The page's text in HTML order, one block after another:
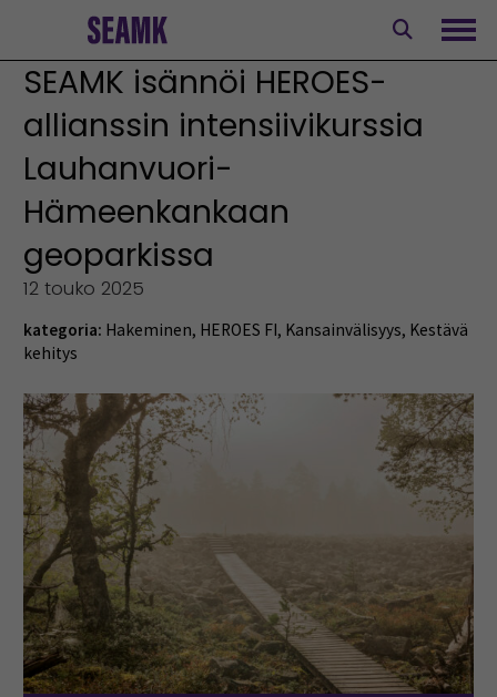
SEAMK isännöi HEROES-
allianssin intensiivikurssia
Lauhanvuori-
Hämeenkankaan
geoparkissa
12 touko 2025
kategoria: Hakeminen, HEROES FI, Kansainvälisyys, Kestävä
kehitys